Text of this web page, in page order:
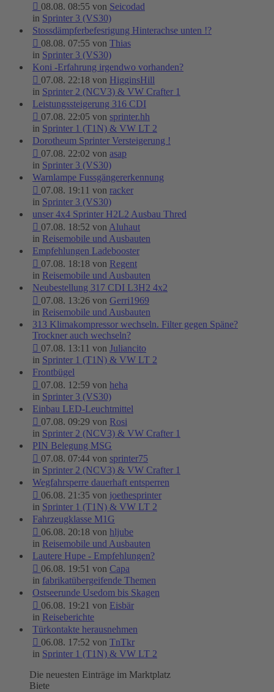
08.08. 08:55 von Seicodad
in Sprinter 3 (VS30)
Stossdämpferbefesrigung Hinterachse unten !?
08.08. 07:55 von Thias
in Sprinter 3 (VS30)
Koni -Erfahrung irgendwo vorhanden?
07.08. 22:18 von HigginsHill
in Sprinter 2 (NCV3) & VW Crafter 1
Leistungssteigerung 316 CDI
07.08. 22:05 von sprinter.hh
in Sprinter 1 (T1N) & VW LT 2
Dorotheum Sprinter Versteigerung !
07.08. 22:02 von asap
in Sprinter 3 (VS30)
Warnlampe Fussgängererkennung
07.08. 19:11 von racker
in Sprinter 3 (VS30)
unser 4x4 Sprinter H2L2 Ausbau Thred
07.08. 18:52 vonAluhaut
in Reisemobile und Ausbauten
Empfehlungen Ladebooster
07.08. 18:18 von Regent
in Reisemobile und Ausbauten
Neubestellung 317 CDI L3H2 4x2
07.08. 13:26 von Gerri1969
in Reisemobile und Ausbauten
313 Klimakompressor wechseln. Filter gegen Späne?
Trockner auch wechseln?
07.08. 13:11 von Juliancito
in Sprinter 1 (T1N) & VW LT 2
Frontbügel
07.08. 12:59 von heha
in Sprinter 3 (VS30)
Einbau LED-Leuchtmittel
07.08. 09:29 von Rosi
in Sprinter 2 (NCV3) & VW Crafter 1
PIN Belegung MSG
07.08. 07:44 von sprinter75
in Sprinter 2 (NCV3) & VW Crafter 1
Wegfahrsperre dauerhaft entsperren
06.08. 21:35 von joethesprinter
in Sprinter 1 (T1N) & VW LT 2
Fahrzeugklasse M1G
06.08. 20:18 von hljube
in Reisemobile und Ausbauten
Lautere Hupe - Empfehlungen?
06.08. 19:51 von Capa
in fabrikatübergeifende Themen
Ostseerunde Usedom bis Skagen
06.08. 19:21 von Eisbär
in Reiseberichte
Türkontakte herausnehmen
06.08. 17:52 von TnTkr
in Sprinter 1 (T1N) & VW LT 2
Die neuesten Einträge im Marktplatz
Biete